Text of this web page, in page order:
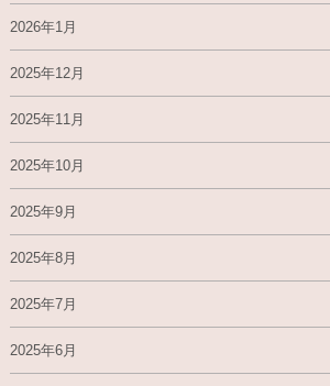
2026年1月
2025年12月
2025年11月
2025年10月
2025年9月
2025年8月
2025年7月
2025年6月